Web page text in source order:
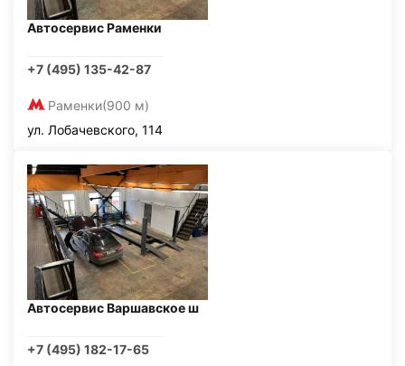
Автосервис Раменки
+7 (495) 135-42-87
Раменки(900 м)
ул. Лобачевского, 114
Автосервис Варшавское ш
+7 (495) 182-17-65